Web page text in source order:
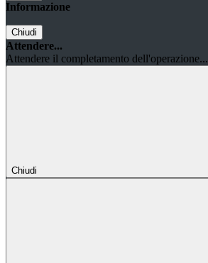
Informazione
Chiudi
Attendere...
Attendere il completamento dell'operazione...
Chiudi